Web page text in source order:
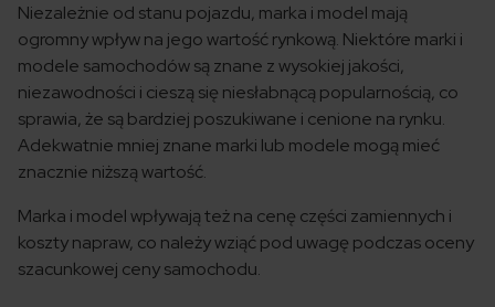
Niezależnie od stanu pojazdu, marka i model mają
ogromny wpływ na jego wartość rynkową. Niektóre marki i
modele samochodów są znane z wysokiej jakości,
niezawodności i cieszą się niesłabnącą popularnością, co
sprawia, że są bardziej poszukiwane i cenione na rynku.
Adekwatnie mniej znane marki lub modele mogą mieć
znacznie niższą wartość.
Marka i model wpływają też na cenę części zamiennych i
koszty napraw, co należy wziąć pod uwagę podczas oceny
szacunkowej ceny samochodu.